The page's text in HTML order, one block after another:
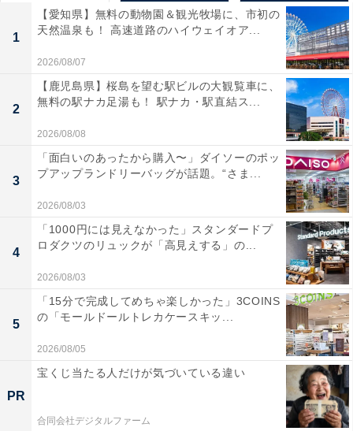
1
【愛知県】無料の動物園＆観光牧場に、市初の
天然温泉も！ 高速道路のハイウェイオア...
2026/08/07
2
【鹿児島県】桜島を望む駅ビルの大観覧車に、
無料の駅ナカ足湯も！ 駅ナカ・駅直結ス...
2026/08/08
3
「面白いのあったから購入〜」ダイソーのポッ
プアップランドリーバッグが話題。“さま...
2026/08/03
4
「1000円には見えなかった」スタンダードプ
ロダクツのリュックが「高見えする」の...
2026/08/03
5
「15分で完成してめちゃ楽しかった」3COINS
の「モールドールトレカケースキッ...
2026/08/05
PR
宝くじ当たる人だけが気づいている違い
合同会社デジタルファーム